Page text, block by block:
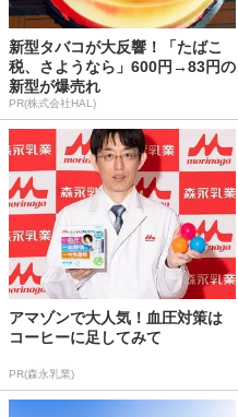
新型タバコが大反響！「たばこ
税、さようなら」600円→83円の
新型が爆売れ
PR(株式会社HAL)
アマゾンで大人気！血圧対策は
コーヒーに足してみて
PR(森永乳業)